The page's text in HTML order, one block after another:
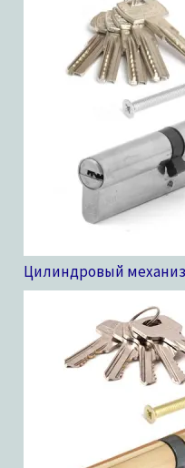
Цилиндровый